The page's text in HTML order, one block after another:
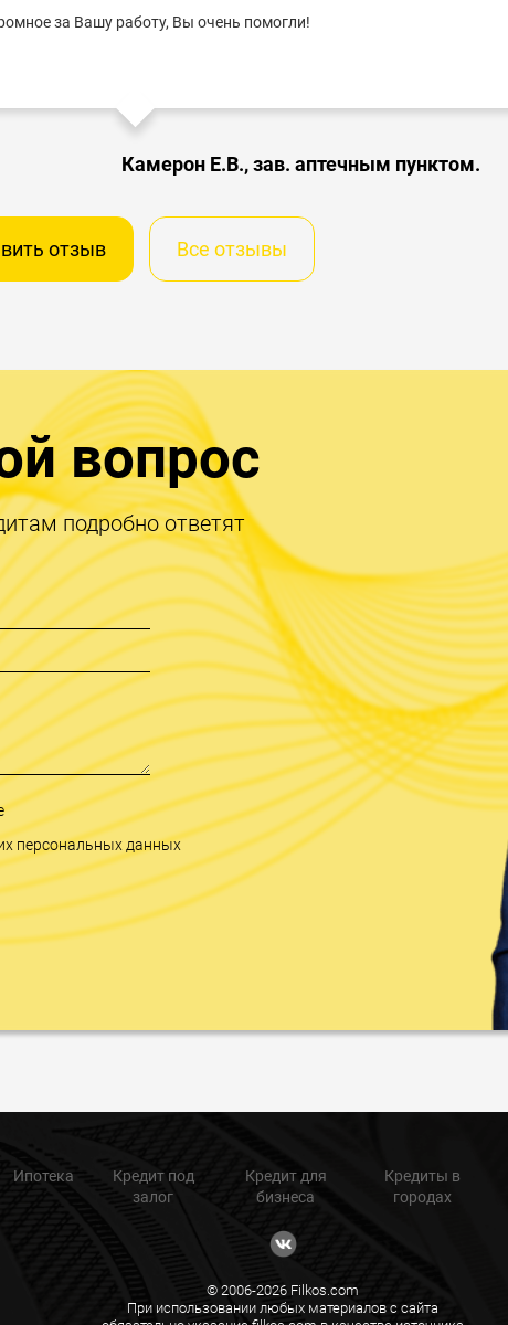
за Вашу работу, Вы очень помогли!
Камерон Е.В., зав. аптечным пунктом.
отзыв Все отзывы
вопрос
подробно ответят
персональных данных
Ипотека
Кредит под
залог
Кредит для
бизнеса
Кредиты в
городах
© 2006-2026 Filkos.com
При использовании любых материалов с сайта